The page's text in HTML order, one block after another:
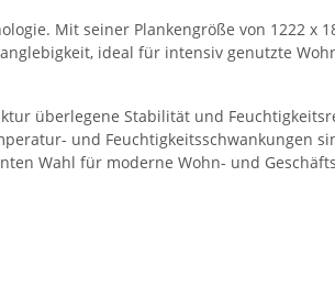
Mit seiner Plankengröße von 1222 x
ideal für intensiv genutzte
überlegene Stabilität und
und Feuchtigkeitsschwankungen
Wahl für moderne Wohn- und